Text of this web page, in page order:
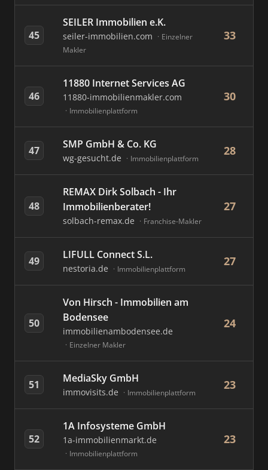
45
SEILER Immobilien e.K.
seiler-immobilien.com
Einzelner
Makler
33
46
11880 Internet Services AG
11880-immobilienmakler.com
Immobilienplattform
30
47 SMP GmbH & Co. KG
wg-gesucht.de Immobilienplattform
28
48
REMAX Dirk Solbach - Ihr
Immobilienberater!
solbach-remax.de Franchise-Makler
27
49 LIFULL Connect S.L.
nestoria.de Immobilienplattform
27
50
Von Hirsch - Immobilien am
Bodensee
immobilienambodensee.de
Einzelner Makler
24
51 MediaSky GmbH
immovisits.de Immobilienplattform
23
52
1A Infosysteme GmbH
1a-immobilienmarkt.de
Immobilienplattform
23